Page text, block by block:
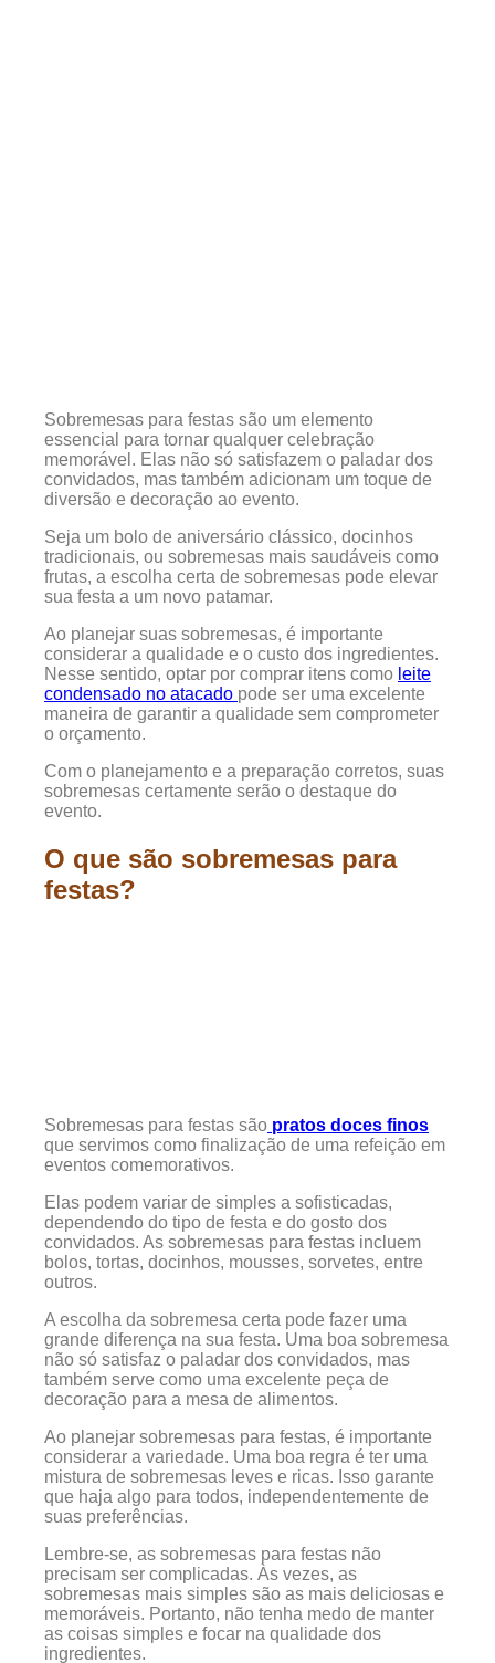
Sobremesas para festas são um elemento
essencial para tornar qualquer celebração
memorável. Elas não só satisfazem o paladar dos
convidados, mas também adicionam um toque de
diversão e decoração ao evento.
Seja um bolo de aniversário clássico, docinhos
tradicionais, ou sobremesas mais saudáveis como
frutas, a escolha certa de sobremesas pode elevar
sua festa a um novo patamar.
Ao planejar suas sobremesas, é importante
considerar a qualidade e o custo dos ingredientes.
Nesse sentido, optar por comprar itens como leite
condensado no atacado pode ser uma excelente
maneira de garantir a qualidade sem comprometer
o orçamento.
Com o planejamento e a preparação corretos, suas
sobremesas certamente serão o destaque do
evento.
O que são sobremesas para
festas?
Sobremesas para festas são pratos doces finos
que servimos como finalização de uma refeição em
eventos comemorativos.
Elas podem variar de simples a sofisticadas,
dependendo do tipo de festa e do gosto dos
convidados. As sobremesas para festas incluem
bolos, tortas, docinhos, mousses, sorvetes, entre
outros.
A escolha da sobremesa certa pode fazer uma
grande diferença na sua festa. Uma boa sobremesa
não só satisfaz o paladar dos convidados, mas
também serve como uma excelente peça de
decoração para a mesa de alimentos.
Ao planejar sobremesas para festas, é importante
considerar a variedade. Uma boa regra é ter uma
mistura de sobremesas leves e ricas. Isso garante
que haja algo para todos, independentemente de
suas preferências.
Lembre-se, as sobremesas para festas não
precisam ser complicadas. Às vezes, as
sobremesas mais simples são as mais deliciosas e
memoráveis. Portanto, não tenha medo de manter
as coisas simples e focar na qualidade dos
ingredientes.